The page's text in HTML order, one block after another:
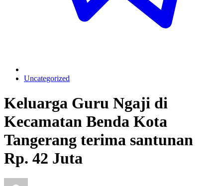
Uncategorized
Keluarga Guru Ngaji di
Kecamatan Benda Kota
Tangerang terima santunan
Rp. 42 Juta